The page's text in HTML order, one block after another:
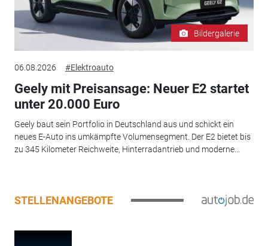
Bildergalerie
06.08.2026 #Elektroauto
Geely mit Preisansage: Neuer E2 startet
unter 20.000 Euro
Geely baut sein Portfolio in Deutschland aus und schickt ein
neues E-Auto ins umkämpfte Volumensegment. Der E2 bietet bis
zu 345 Kilometer Reichweite, Hinterradantrieb und moderne...
STELLENANGEBOTE